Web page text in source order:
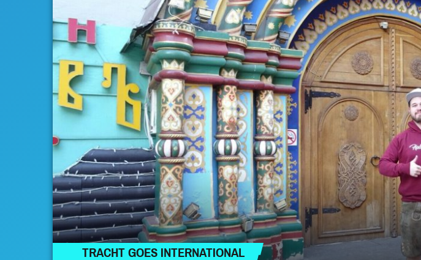
TRACHT GOES INTERNATIONAL